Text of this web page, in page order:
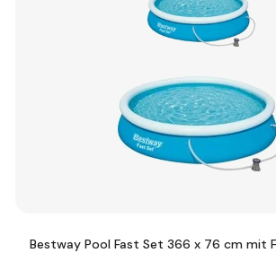
Bestway Pool Fast Set 366 x 76 cm mit